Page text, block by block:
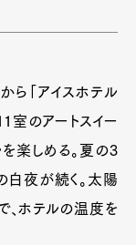
ら「アイスホテル
室のアートスイー
楽しめる。夏の3
白夜が続く。太陽
、ホテルの温度を